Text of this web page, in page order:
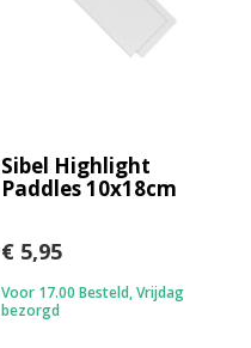
Sibel Highlight
Paddles 10x18cm
€ 5,95
Voor 17.00 Besteld, Vrijdag
bezorgd